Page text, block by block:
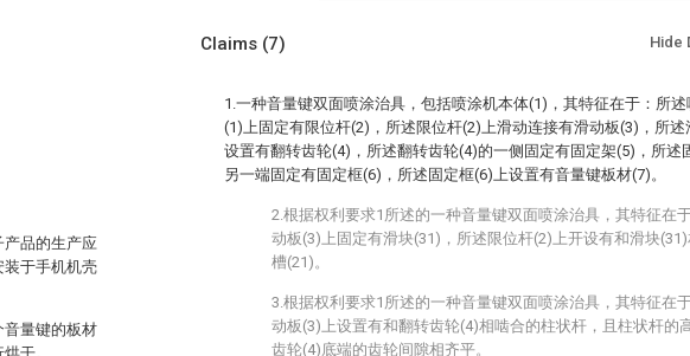
产品的生产应
装于手机机壳
音量键的板材
Claims (7) Hide
1.一种音量键双面喷涂治具，包括喷涂机本体(1)，其特征在于：所
(1)上固定有限位杆(2)，所述限位杆(2)上滑动连接有滑动板(3)，所述
设置有翻转齿轮(4)，所述翻转齿轮(4)的一侧固定有固定架(5)，所述
另一端固定有固定框(6)，所述固定框(6)上设置有音量键板材(7)。
2.根据权利要求1所述的一种音量键双面喷涂治具，其特征在
动板(3)上固定有滑块(31)，所述限位杆(2)上开设有和滑块
槽(21)。
3.根据权利要求1所述的一种音量键双面喷涂治具，其特征在
动板(3)上设置有和翻转齿轮(4)相啮合的柱状杆，且柱状杆的
齿轮(4)底端的齿轮间隙相齐平。